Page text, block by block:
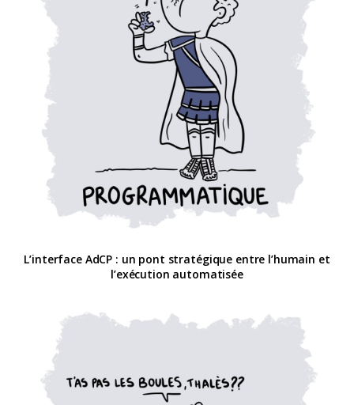
L’interface AdCP : un pont stratégique entre l’humain et
l’exécution automatisée